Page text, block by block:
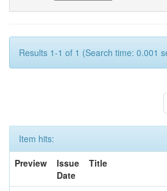
Results 1-1 of 1 (Search time: 0.001
Item hits:
Preview
Issue
Date
Title